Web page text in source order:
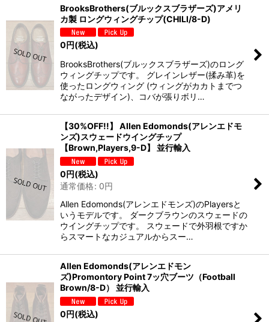
BrooksBrothers(ブルックスブラザーズ)アメリ
カ製 ロングウィングチップ(CHILI/8-D)
0円(税込)
BrooksBrothers(ブルックスブラザーズ)のロング
ウィングチップです。 グレインレザー(揉み革)を
使ったロングウィング (ウィングがカカトまでつ
ながったデザイン)、コバが張りボリ…
【30%OFF!!】 Allen Edomonds(アレンエドモ
ンズ)スウェードウイングチップ
【Brown,Players,9-D】 並行輸入
0円(税込)
通常価格: 0円
Allen Edomonds(アレンエドモンズ)のPlayersと
いうモデルです。 ダークブラウンのスウェードの
ウイングチップです。 スウェードで外羽根ですか
らスマートなカジュアルからスー…
Allen Edomonds(アレンエドモン
ズ)Promontory Point 7ッ穴ブーツ（Football
Brown/8-D） 並行輸入
0円(税込)